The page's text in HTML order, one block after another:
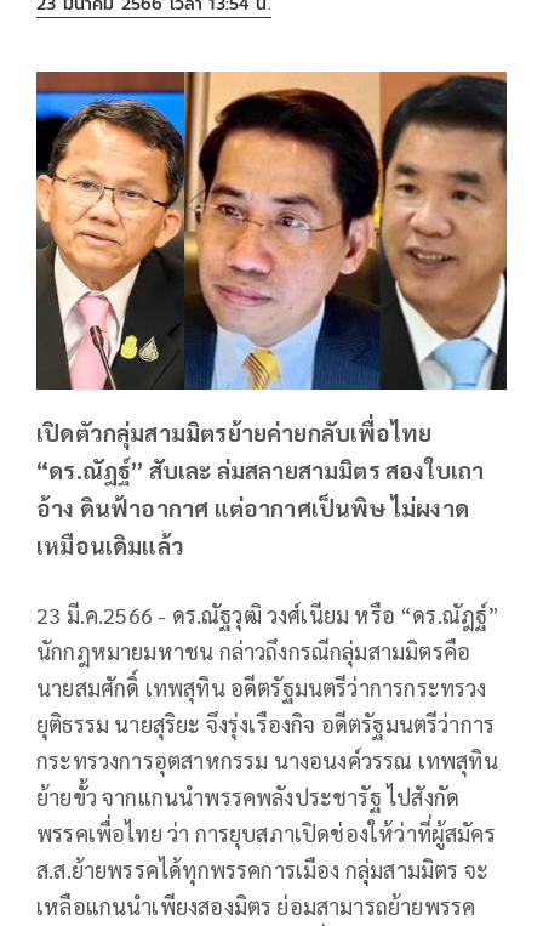
เปิดตัวกลุ่มสามมิตรย้ายค่ายกลับเพื่อไทย
“ดร.ณัฎฐ์” สับเละ ล่มสลายสามมิตร สองใบเถา
อ้าง ดินฟ้าอากาศ แต่อากาศเป็นพิษ ไม่ผงาด
เหมือนเดิมแล้ว
23 มี.ค.2566 - ดร.ณัฐวุฒิ วงศ์เนียม หรือ “ดร.ณัฎฐ์”
นักกฎหมายมหาชน กล่าวถึงกรณีกลุ่มสามมิตรคือ
นายสมศักดิ์ เทพสุทิน อดีตรัฐมนตรีว่าการกระทรวง
ยุติธรรม นายสุริยะ จึงรุ่งเรืองกิจ อดีตรัฐมนตรีว่าการ
กระทรวงการอุตสาหกรรม นางอนงค์วรรณ เทพสุทิน
ย้ายขั้ว จากแกนนำพรรคพลังประชารัฐ ไปสังกัด
พรรคเพื่อไทย ว่า การยุบสภาเปิดช่องให้ว่าที่ผู้สมัคร
ส.ส.ย้ายพรรคได้ทุกพรรคการเมือง กลุ่มสามมิตร จะ
เหลือแกนนำเพียงสองมิตร ย่อมสามารถย้ายพรรค